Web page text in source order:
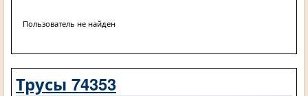
Пользователь не найден
Трусы 74353